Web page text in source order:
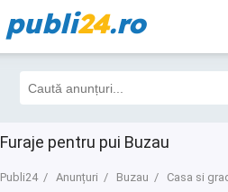
publi24.ro
Furaje pentru pui Buzau
Publi24 Anunțuri Buzau Casa si
Filtre 2 Toate
11